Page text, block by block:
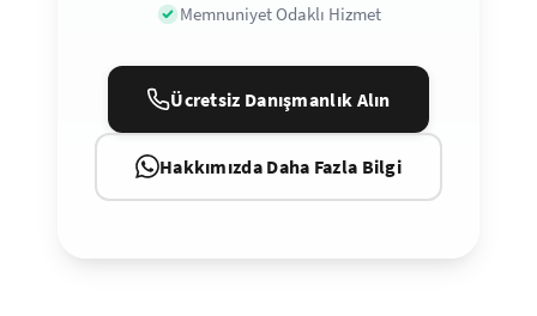
Memnuniyet Odaklı Hizmet
Ücretsiz Danışmanlık Alın
Hakkımızda Daha Fazla Bilgi